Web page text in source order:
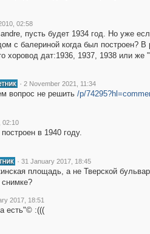
02:58
пусть будет 1934 год. Но уже
с балериной когда был построен? В
хоровод дат:1936, 1937, 1938 или же
· 2 November 2021, 11:34
вопрос не решить /p/
02:10
в 1940 году.
· 31 January 2017, 18:45
площадь, а не Тверской
2017, 18:51
есть"© :(((